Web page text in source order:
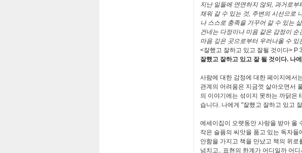
지난 일들에 연연하지 않되, 과거로부
채워 갈 수 있는 것, 주변의 시선으로
나 스스로 충족을 가꾸어 갈 수 있는 삶
건네는 다정이나 미음 같은 감정이 순
마음 깊은 곳으로부터 우러나올 수 있
<잘했고 잘하고 있고 잘될 것이다> P
잘했고 잘하고 있고 잘 될 것이다. 나
사람에 대한 감정에 대한 페이지에서
관계의 어려움은 지금껏 살아오면서
의 이야기에는 섞이지 못하는 까닭은
습니다. 나에게 "잘했고 잘하고 있고
에세이집이 오랫동안 사랑을 받아 올
작은 슬픔의 씨앗을 품고 있는 독자
안함을 가지고 책을 만났고 책의 위
넘치고.. 표현의 한계가 어디일까 어